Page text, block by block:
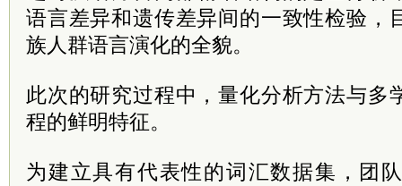
语言差异和遗传差异间的一致性检验，
族人群语言演化的全貌。
此次的研究过程中，量化分析方法与多
程的鲜明特征。
为建立具有代表性的词汇数据集，团